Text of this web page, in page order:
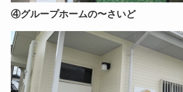
④グループホームの〜さいど